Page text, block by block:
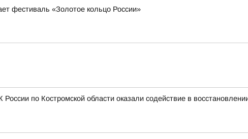
фестиваль «Золотое кольцо России»
России по Костромской области оказали содействие в